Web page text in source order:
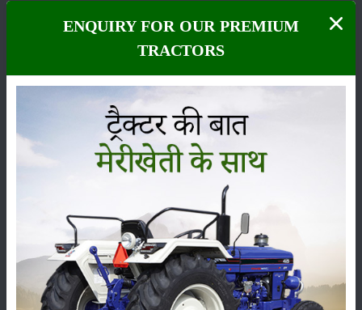
कीटनाशक पशुपालन
कृषि यंत्र समाचार
ENQUIRY FOR OUR PREMIUM
TRACTORS